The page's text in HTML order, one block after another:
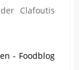
Clafoutis